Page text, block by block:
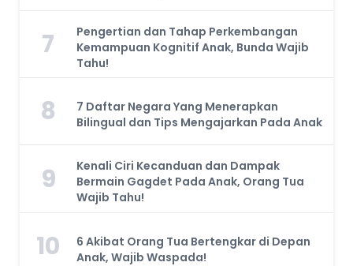
7
Pengertian dan Tahap Perkembangan
Kemampuan Kognitif Anak, Bunda Wajib
Tahu!
8
7 Daftar Negara Yang Menerapkan
Bilingual dan Tips Mengajarkan Pada Anak
9
Kenali Ciri Kecanduan dan Dampak
Bermain Gagdet Pada Anak, Orang Tua
Wajib Tahu!
10
6 Akibat Orang Tua Bertengkar di Depan
Anak, Wajib Waspada!